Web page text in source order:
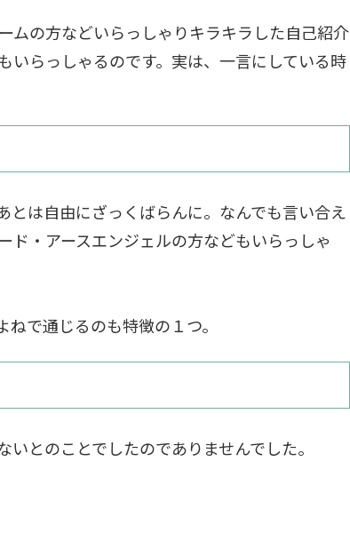
ムの方などいらっしゃりキラキラした自己紹介
いらっしゃるのです。実は、一言にしている時
とは自由にざっくばらんに。なんでも言い合え
ド・アースエンジェルの方などもいらっしゃ
で通じるのも特徴の１つ。
とのことでしたのでありませんでした。